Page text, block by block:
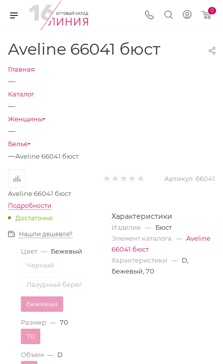
0
Aveline 66041 бюст
Главная
—
Каталог
—
Женщины
—
Бельё
—Aveline 66041 бюст
Артикул: 66041
Aveline 66041 бюст
Подробности
Достаточно
Нашли дешевле?
Цвет — Бежевый
Черный
Лазурный берег
Бежевый
Размер — 70
70
Объем — D
Характеристики
Изделие — Бюст
Элемент каталога — Aveline
66041 бюст
Характеристики — D,
Бежевый, 70